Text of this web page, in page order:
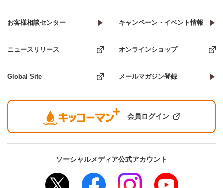
お客様相談センター キャンペーン・イベント情報
ニュースリリース オンラインショップ
Global Site メールマガジン登録
会員ログイン
ソーシャルメディア公式アカウント